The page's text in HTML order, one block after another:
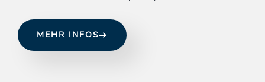
MEHR INFOS